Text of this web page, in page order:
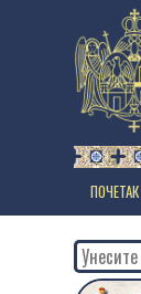
ПОЧЕТАК
Search
for: